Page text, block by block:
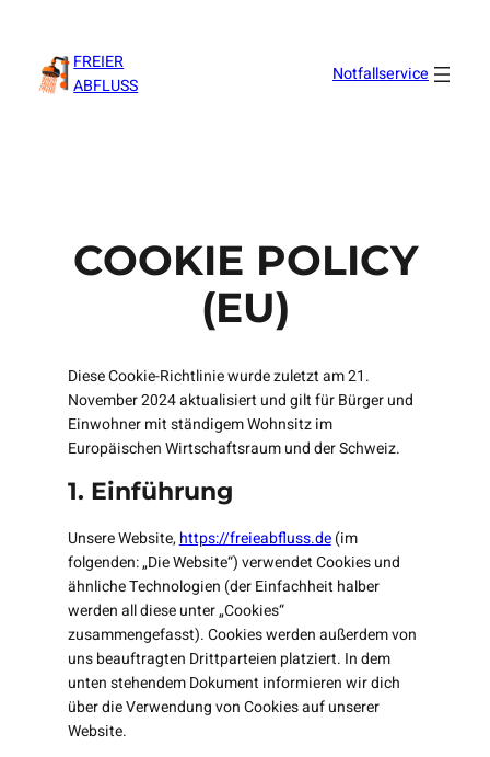
springen FREIER
ABFLUSS
Notfallservice
COOKIE POLICY
(EU)
Diese Cookie-Richtlinie wurde zuletzt am 21.
November 2024 aktualisiert und gilt für Bürger und
Einwohner mit ständigem Wohnsitz im
Europäischen Wirtschaftsraum und der Schweiz.
1. Einführung
Unsere Website,https://freieabfluss.de(im
folgenden: „Die Website“) verwendet Cookies und
ähnliche Technologien (der Einfachheit halber
werden all diese unter „Cookies“
zusammengefasst). Cookies werden außerdem von
uns beauftragten Drittparteien platziert. In dem
unten stehendem Dokument informieren wir dich
über die Verwendung von Cookies auf unserer
Website.